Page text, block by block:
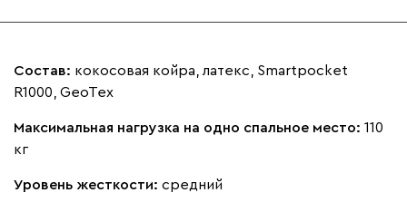
Состав: кокосовая койра, латекс, Smartpocket
R1000, GeoTex
Максимальная нагрузка на одно спальное место: 110
кг
Уровень жесткости: средний